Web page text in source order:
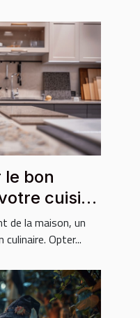
le bon
cuisine
de la maison, un
Opter...